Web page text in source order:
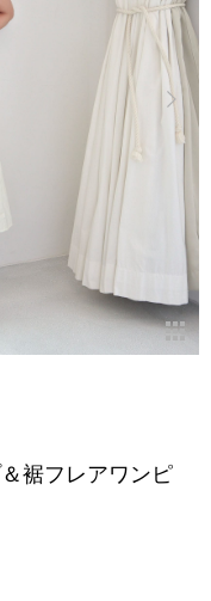
裾フレアワンピ